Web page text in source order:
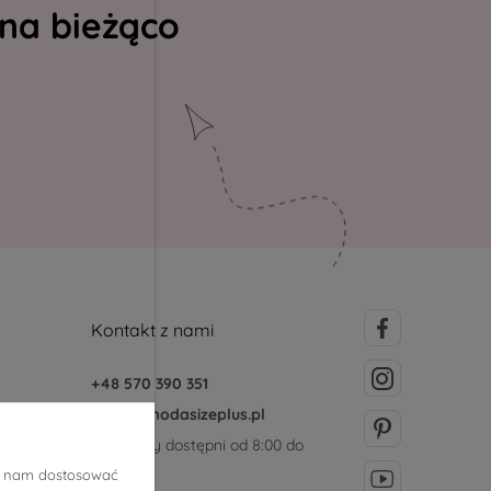
bieżąco
Kontakt z nami
+48 570 390 351
sklep@modasizeplus.pl
Jesteśmy dostępni od 8:00 do
15:00
dostosować